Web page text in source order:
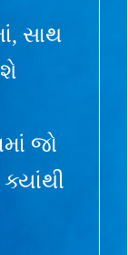
સાથ
જો